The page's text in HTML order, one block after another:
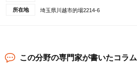
所在地 埼玉県川越市的場2214-6
この分野の専門家が書いたコラム